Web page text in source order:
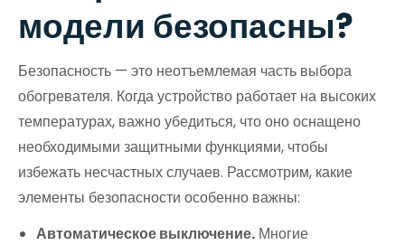
модели безопасны?
Безопасность — это неотъемлемая часть выбора
обогревателя. Когда устройство работает на высоких
температурах, важно убедиться, что оно оснащено
необходимыми защитными функциями, чтобы
избежать несчастных случаев. Рассмотрим, какие
элементы безопасности особенно важны:
Автоматическое выключение. Многие